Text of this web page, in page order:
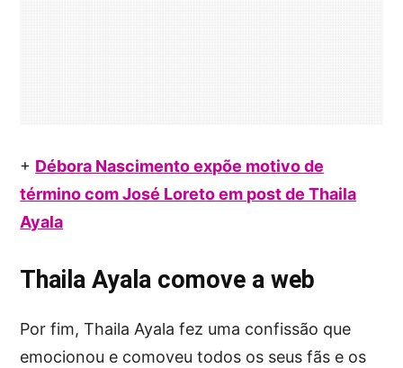
+ Débora Nascimento expõe motivo de
término com José Loreto em post de Thaila
Ayala
Thaila Ayala comove a web
Por fim, Thaila Ayala fez uma confissão que
emocionou e comoveu todos os seus fãs e os